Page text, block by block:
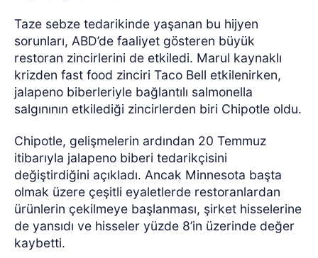
Taze sebze tedarikinde yaşanan bu hijyen
sorunları, ABD’de faaliyet gösteren büyük
restoran zincirlerini de etkiledi. Marul kaynaklı
krizden fast food zinciri Taco Bell etkilenirken,
jalapeno biberleriyle bağlantılı salmonella
salgınının etkilediği zincirlerden biri Chipotle oldu.
Chipotle, gelişmelerin ardından 20 Temmuz
itibarıyla jalapeno biberi tedarikçisini
değiştirdiğini açıkladı. Ancak Minnesota başta
olmak üzere çeşitli eyaletlerde restoranlardan
ürünlerin çekilmeye başlanması, şirket hisselerine
de yansıdı ve hisseler yüzde 8’in üzerinde değer
kaybetti.